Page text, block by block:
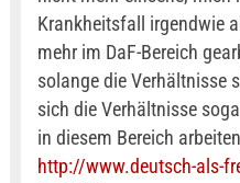
Krankheitsfall irgendwie
mehr im DaF-Bereich
solange die Verhältnisse
sich die Verhältnisse
in diesem Bereich
http://www.deutsch-als-